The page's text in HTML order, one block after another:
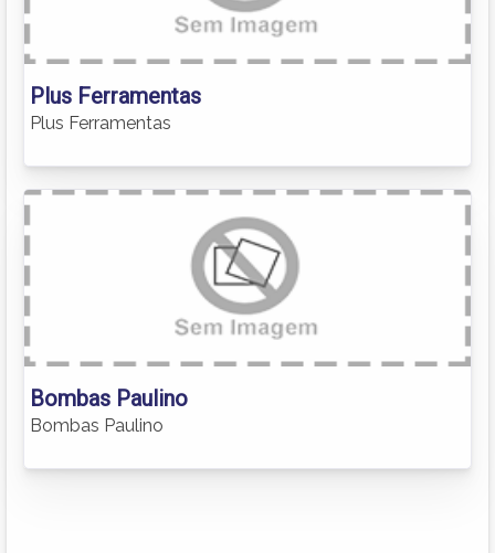
Plus Ferramentas
Plus Ferramentas
Bombas Paulino
Bombas Paulino